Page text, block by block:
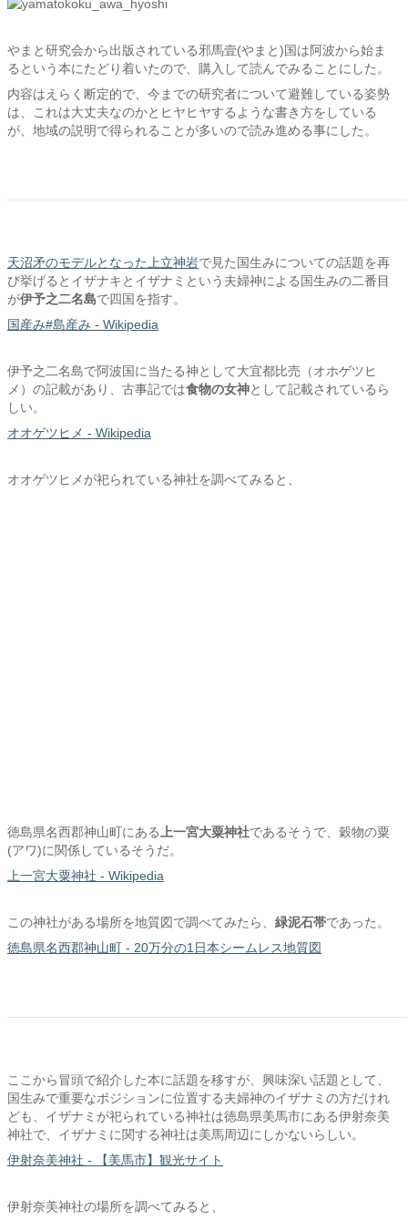
やまと研究会から出版されている邪馬壹(やまと)国は阿波から始ま
るという本にたどり着いたので、購入して読んでみることにした。
内容はえらく断定的で、今までの研究者について避難している姿勢
は、これは大丈夫なのかとヒヤヒヤするような書き方をしている
が、地域の説明で得られることが多いので読み進める事にした。
天沼矛のモデルとなった上立神岩で見た国生みについての話題を再
び挙げるとイザナキとイザナミという夫婦神による国生みの二番目
が伊予之二名島で四国を指す。
国産み#島産み - Wikipedia
伊予之二名島で阿波国に当たる神として大宜都比売（オホゲツヒ
メ）の記載があり、古事記では食物の女神として記載されているら
しい。
オオゲツヒメ - Wikipedia
オオゲツヒメが祀られている神社を調べてみると、
徳島県名西郡神山町にある 上一宮大粟神社であるそうで、穀物の粟
(アワ)に関係しているそうだ。
上一宮大粟神社 - Wikipedia
この神社がある場所を地質図で調べてみたら、 緑泥石帯であった。
徳島県名西郡神山町 - 20万分の1日本シームレス地質図
ここから冒頭で紹介した本に話題を移すが、興味深い話題として、
国生みで重要なポジションに位置する夫婦神のイザナミの方だけれ
ども、イザナミが祀られている神社は徳島県美馬市にある伊射奈美
神社で、イザナミに関する神社は美馬周辺にしかないらしい。
伊射奈美神社 - 【美馬市】観光サイト
伊射奈美神社の場所を調べてみると、